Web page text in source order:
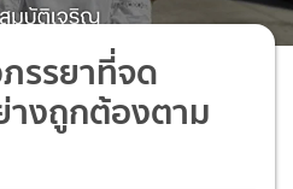
รรยาที่จด
างถูกต้องตาม